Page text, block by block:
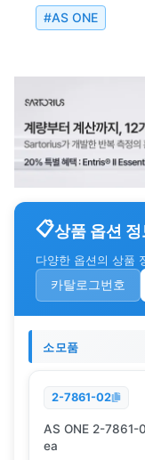
#AS ONE
상품 옵션 정
다양한 옵션의 상품
카탈로그번호
소모품
2-7861-02
AS ONE 2-
ea